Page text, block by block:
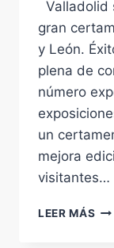
Valladolid
gran
y León.
plena de
número
un
mejora
visitantes…
LEER MÁS VII